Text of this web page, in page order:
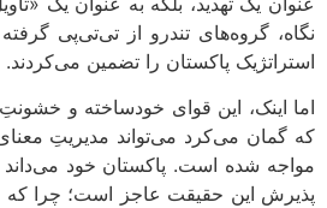
نگاه، گروه‌های تندرو از تی‌تی‌پی
استراتژیک پاکستان را تضمین می‌کردند.
اما اینک، این قوای خودساخته و
که گمان می‌کرد می‌تواند مدیریتِ
مواجه شده است. پاکستان خود
پذیرش این حقیقت عاجز است؛ چرا که